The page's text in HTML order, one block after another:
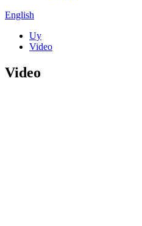
English
Uy
Video
Video